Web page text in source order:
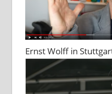
Ernst Wolff in